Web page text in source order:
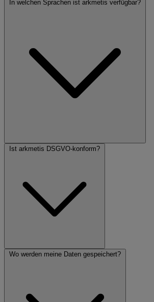
In welchen Sprachen ist arkmetis verfügbar?
Ist arkmetis DSGVO-konform?
Wo werden meine Daten gespeichert?